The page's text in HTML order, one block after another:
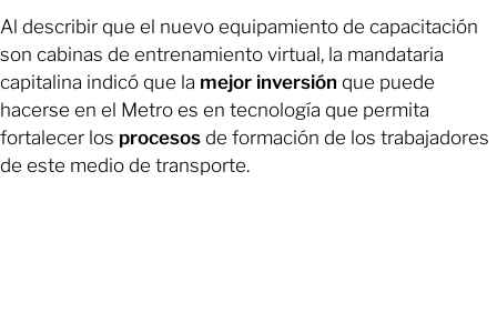
Al describir que el nuevo equipamiento de capacitación
son cabinas de entrenamiento virtual, la mandataria
capitalina indicó que la mejor inversión que puede
hacerse en el Metro es en tecnología que permita
fortalecer los procesos de formación de los trabajadores
de este medio de transporte.